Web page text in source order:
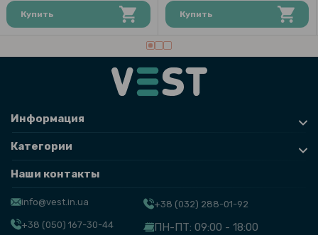
Купить Купить
Информация
Категории
Наши контакты
info@vest.in.ua
+38 (050) 167-30-44
+38 (032) 288-01-92
ПН-ПТ: 09:00 - 18:00